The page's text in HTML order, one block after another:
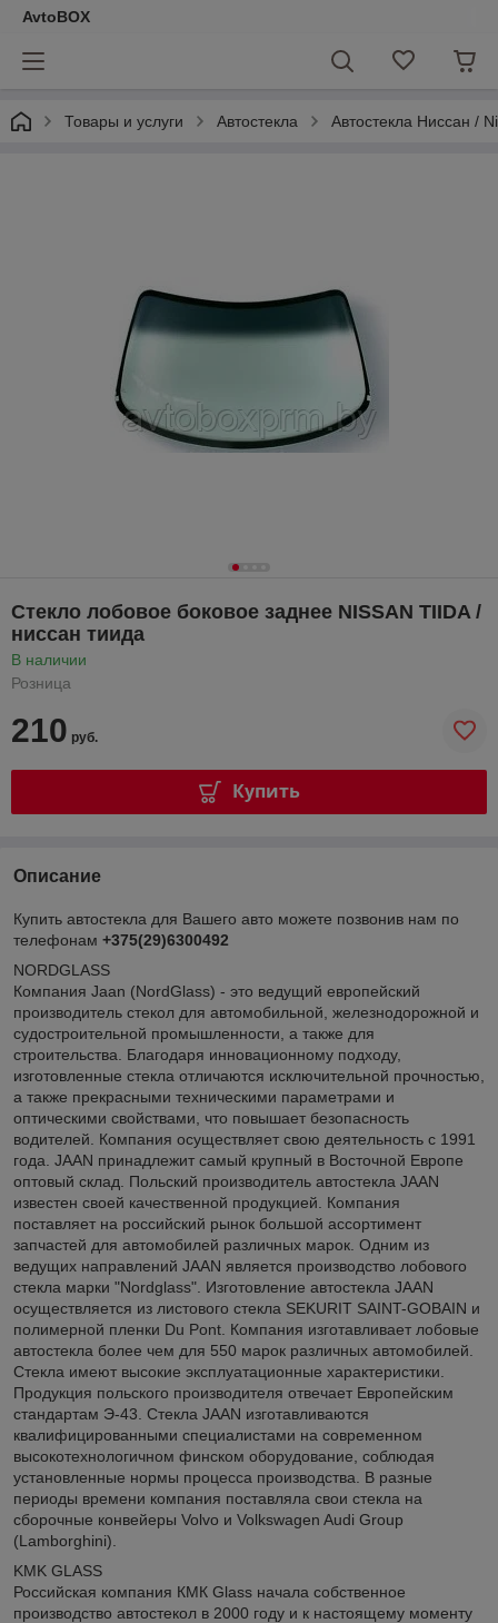
AvtoBOX
Товары и услуги Автостекла Автостекла Ниссан /
Стекло лобовое боковое заднее NISSAN TIIDA /
ниссан тиида
В наличии
Розница
210 руб.
Купить
Описание
Купить автостекла для Вашего авто можете позвонив нам по
телефонам +375(29)6300492
NORDGLASS
Компания Jaan (NordGlass) - это ведущий европейский
производитель стекол для автомобильной, железнодорожной и
судостроительной промышленности, а также для
строительства. Благодаря инновационному подходу,
изготовленные стекла отличаются исключительной прочностью,
а также прекрасными техническими параметрами и
оптическими свойствами, что повышает безопасность
водителей. Компания осуществляет свою деятельность с 1991
года. JAAN принадлежит самый крупный в Восточной Европе
оптовый склад. Польский производитель автостекла JAAN
известен своей качественной продукцией. Компания
поставляет на российский рынок большой ассортимент
запчастей для автомобилей различных марок. Одним из
ведущих направлений JAAN является производство лобового
стекла марки "Nordglass". Изготовление автостекла JAAN
осуществляется из листового стекла SEKURIT SAINT-GOBAIN и
полимерной пленки Du Pont. Компания изготавливает лобовые
автостекла более чем для 550 марок различных автомобилей.
Стекла имеют высокие эксплуатационные характеристики.
Продукция польского производителя отвечает Европейским
стандартам Э-43. Стекла JAAN изготавливаются
квалифицированными специалистами на современном
высокотехнологичном финском оборудование, соблюдая
установленные нормы процесса производства. В разные
периоды времени компания поставляла свои стекла на
сборочные конвейеры Volvo и Volkswagen Audi Group
(Lamborghini).
KMK GLASS
Российская компания КМК Glass начала собственное
производство автостекол в 2000 году и к настоящему моменту